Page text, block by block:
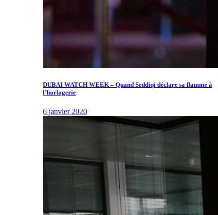
DUBAI WATCH WEEK – Quand Seddiqi déclare sa flamme à
l’horlogerie
6 janvier 2020